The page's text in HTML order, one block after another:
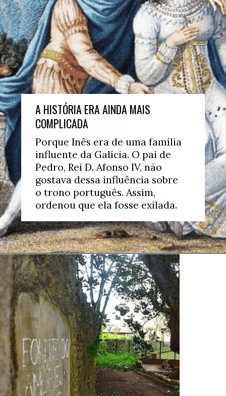
A HISTÓRIA ERA AINDA MAIS
COMPLICADA
Porque Inês era de uma família
influente da Galícia. O pai de
Pedro, Rei D. Afonso IV, não
gostava dessa influência sobre
o trono português. Assim,
ordenou que ela fosse exilada.